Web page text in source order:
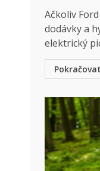
Ačkoliv
dodávky a
elektrický